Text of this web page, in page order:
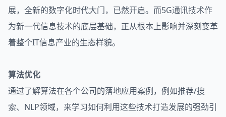
展，全新的数字化时代大门，已然开启。而5G通讯技术作
为新一代信息技术的底层基础，正从根本上影响并深刻变革
着整个IT信息产业的生态样貌。
算法优化
通过了解算法在各个公司的落地应用案例，例如推荐/搜
索、NLP领域，来学习如何利用这些技术打造发展的强劲引